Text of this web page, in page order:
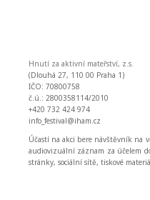
Hnutí za aktivní mateřství, z.s.
(Dlouhá 27, 110 00 Praha 1)
IČO: 70800758
č.ú.: 2800358114/2010
+420 732 424 974
info_festival@iham.cz
Účastí na akci bere návštěvník na
audiovizuální záznam za účelem
stránky, sociální sítě, tiskové